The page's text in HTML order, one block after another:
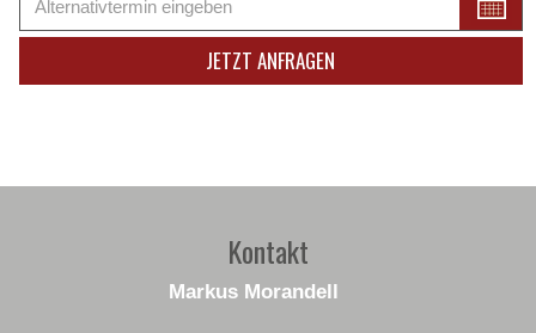
Kontakt
Markus Morandell